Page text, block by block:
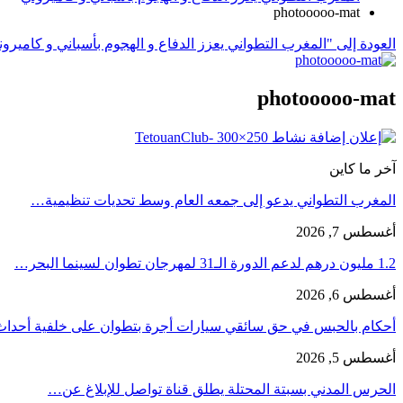
photooooo-mat
العودة إلى "المغرب التطواني يعزز الدفاع و الهجوم بأسباني و
photooooo-mat
آخر ما كاين
المغرب التطواني يدعو إلى جمعه العام وسط تحديات تنظيمية…
أغسطس 7, 2026
1.2 مليون درهم لدعم الدورة الـ31 لمهرجان تطوان لسينما البحر…
أغسطس 6, 2026
أحكام بالحبس في حق سائقي سيارات أجرة بتطوان على خلفية
أغسطس 5, 2026
الحرس المدني بسبتة المحتلة يطلق قناة تواصل للإبلاغ عن…